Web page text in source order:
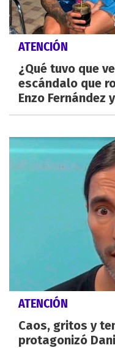
ATENCIÓN
¿Qué tuvo que
escándalo que
Enzo Fernández
ATENCIÓN
Caos, gritos y
protagonizó